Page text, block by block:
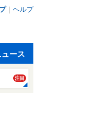
｜ ヘルプ
ース
注目